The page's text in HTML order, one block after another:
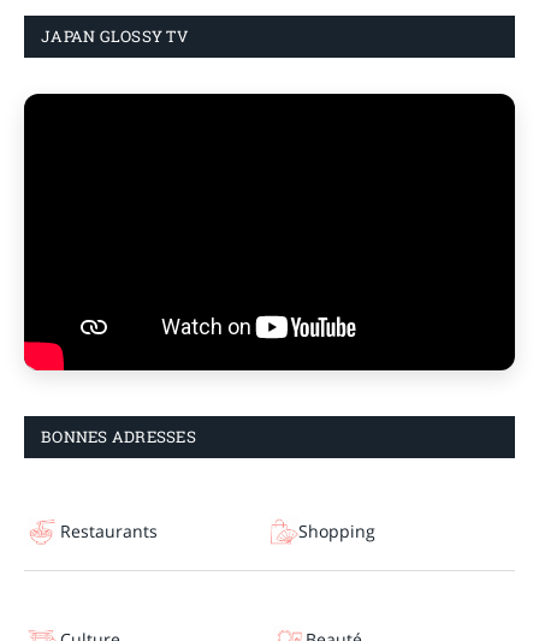
JAPAN GLOSSY TV
BONNES ADRESSES
Restaurants Shopping